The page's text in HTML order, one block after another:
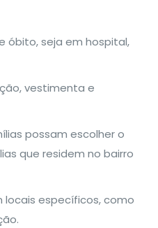
óbito, seja em hospital,
vestimenta e
possam escolher o
que residem no bairro
locais específicos, como